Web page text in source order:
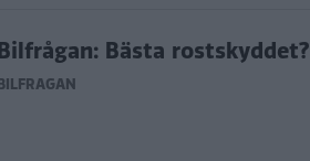
Bästa rostskyddet?